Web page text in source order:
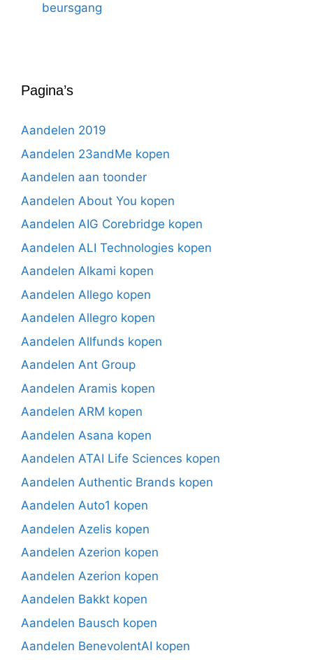
beursgang
Pagina’s
Aandelen 2019
Aandelen 23andMe kopen
Aandelen aan toonder
Aandelen About You kopen
Aandelen AIG Corebridge kopen
Aandelen ALI Technologies kopen
Aandelen Alkami kopen
Aandelen Allego kopen
Aandelen Allegro kopen
Aandelen Allfunds kopen
Aandelen Ant Group
Aandelen Aramis kopen
Aandelen ARM kopen
Aandelen Asana kopen
Aandelen ATAI Life Sciences kopen
Aandelen Authentic Brands kopen
Aandelen Auto1 kopen
Aandelen Azelis kopen
Aandelen Azerion kopen
Aandelen Azerion kopen
Aandelen Bakkt kopen
Aandelen Bausch kopen
Aandelen BenevolentAI kopen